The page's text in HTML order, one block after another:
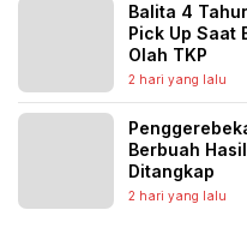
Balita 4
Pick Up Saat
Olah TKP
2 hari yang lalu
Berbuah
Ditangkap
2 hari yang lalu